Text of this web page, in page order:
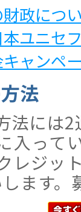
政につ
本ユニセ
ャンペ
法
法には
入って
レジッ
ます。